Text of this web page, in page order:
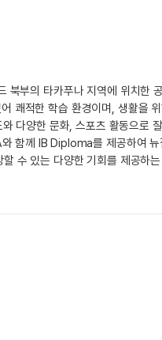
부의 타카푸나 지역에 위치한
쾌적한 학습 환경이며, 생활을
다양한 문화, 스포츠 활동으로
함께 IB Diploma를 제공하여
수 있는 다양한 기회를 제공하